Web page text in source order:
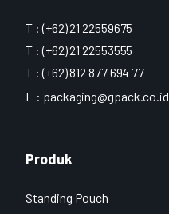
T : (+62) 21 22559675
T : (+62) 21 22553555
T : (+62) 812 877 694 77
E : packaging@gpack.co.id
Produk
Standing Pouch